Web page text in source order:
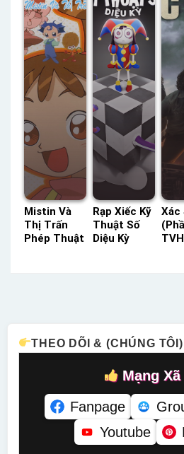
Tiếng
Mistin Và
Thị Trấn
Phép Thuật
Rạp Xiếc Kỹ
Thuật Số
Diệu Kỳ
Xác
THEO DÕI & (CHÚNG TÔI)
Mạng
Fanpage
Youtube